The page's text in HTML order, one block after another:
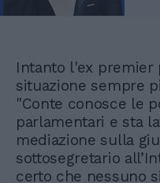
Intanto l'ex premier
situazione sempre
"Conte conosce le
parlamentari e sta
mediazione sulla
sottosegretario
certo che nessuno